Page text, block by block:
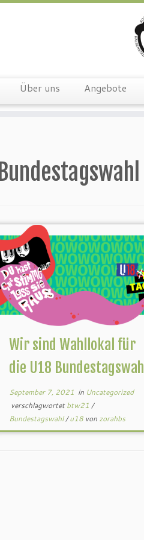
Über uns Angebote
Bundestagswahl
Wir sind Wahllokal für
die U18 Bundestagswahl
September 7, 2021 in Uncategorized
verschlagwortetbtw21/
Bundestagswahl/u18 von zorahbs